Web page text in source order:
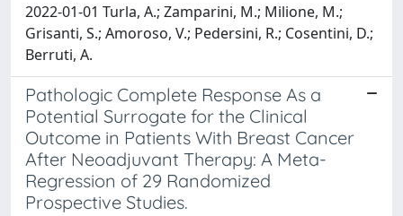
2022-01-01 Turla, A.; Zamparini, M.; Milione, M.;
Grisanti, S.; Amoroso, V.; Pedersini, R.; Cosentini, D.;
Berruti, A.
Pathologic Complete Response As a
Potential Surrogate for the Clinical
Outcome in Patients With Breast Cancer
After Neoadjuvant Therapy: A Meta-
Regression of 29 Randomized
Prospective Studies.